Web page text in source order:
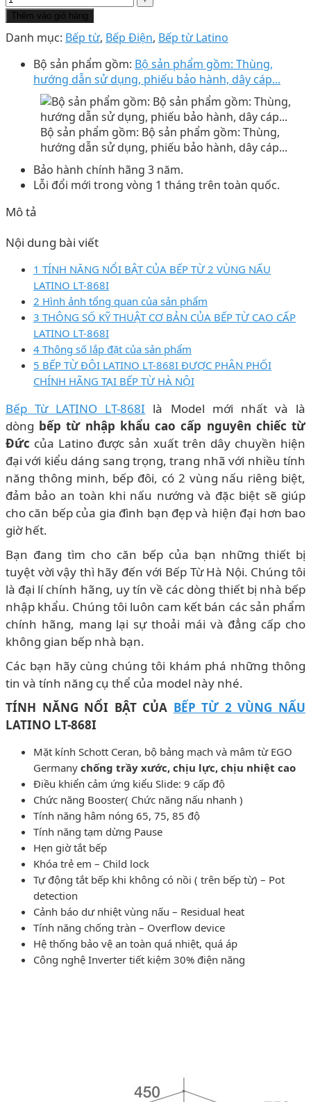
Thêm vào giỏ hàng
Danh mục: Bếp từ, Bếp Điện, Bếp từ Latino
Bộ sản phẩm gồm: Bộ sản phẩm gồm: Thùng,
hướng dẫn sử dụng, phiếu bảo hành, dây cáp...
Bộ sản phẩm gồm: Bộ sản phẩm gồm: Thùng,
hướng dẫn sử dụng, phiếu bảo hành, dây cáp...
Bảo hành chính hãng 3 năm.
Lỗi đổi mới trong vòng 1 tháng trên toàn quốc.
Mô tả
Nội dung bài viết
1 TÍNH NĂNG NỔI BẬT CỦA BẾP TỪ 2 VÙNG NẤU
LATINO LT-868I
2 Hình ảnh tổng quan của sản phẩm
3 THÔNG SỐ KỸ THUẬT CƠ BẢN CỦA BẾP TỪ CAO CẤP
LATINO LT-868I
4 Thông số lắp đặt của sản phẩm
5 BẾP TỪ ĐÔI LATINO LT-868I ĐƯỢC PHÂN PHỐI
CHÍNH HÃNG TẠI BẾP TỪ HÀ NỘI
Bếp Từ LATINO LT-868I là Model mới nhất và là
dòng bếp từ nhập khẩu cao cấp nguyên chiếc từ
Đức của Latino được sản xuất trên dây chuyền hiện
đại với kiểu dáng sang trọng, trang nhã với nhiều tính
năng thông minh, bếp đôi, có 2 vùng nấu riêng biệt,
đảm bảo an toàn khi nấu nướng và đặc biệt sẽ giúp
cho căn bếp của gia đình bạn đẹp và hiện đại hơn bao
giờ hết.
Bạn đang tìm cho căn bếp của bạn những thiết bị
tuyệt vời vậy thì hãy đến với Bếp Từ Hà Nội. Chúng tôi
là đại lí chính hãng, uy tín về các dòng thiết bị nhà bếp
nhập khẩu. Chúng tôi luôn cam kết bán các sản phẩm
chính hãng, mang lại sự thoải mái và đẳng cấp cho
không gian bếp nhà bạn.
Các bạn hãy cùng chúng tôi khám phá những thông
tin và tính năng cụ thể của model này nhé.
TÍNH NĂNG NỔI BẬT CỦA BẾP TỪ 2 VÙNG NẤU
LATINO LT-868I
Mặt kính Schott Ceran, bộ bảng mạch và mâm từ EGO
Germany chống trầy xước, chịu lực, chịu nhiệt cao
Điều khiển cảm ứng kiểu Slide: 9 cấp độ
Chức năng Booster( Chức năng nấu nhanh )
Tính năng hâm nóng 65, 75, 85 độ
Tính năng tạm dừng Pause
Hẹn giờ tắt bếp
Khóa trẻ em – Child lock
Tự động tắt bếp khi không có nồi ( trên bếp từ) – Pot
detection
Cảnh báo dư nhiệt vùng nấu – Residual heat
Tính năng chống tràn – Overflow device
Hệ thống bảo vệ an toàn quá nhiệt, quá áp
Công nghệ Inverter tiết kiệm 30% điện năng